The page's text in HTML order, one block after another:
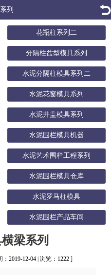
列
花瓶柱系列二
分隔柱盆型模具系列
水泥分隔柱模具系列二
水泥花窗模具系列
水泥井盖模具系列
水泥围栏模具机器
水泥艺术围栏工程系列
水泥围栏模具仓库
水泥罗马柱模具
水泥围栏产品车间
梁系列
2019-12-04 | 浏览：1222 ]